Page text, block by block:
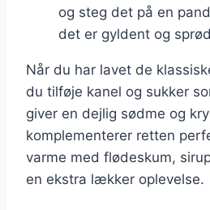
og steg det på en
det er gyldent og
Når du har lavet de
du tilføje kanel og sukker
giver en dejlig sødme og
komplementerer retten
varme med flødeskum,
en ekstra lækker oplevelse.